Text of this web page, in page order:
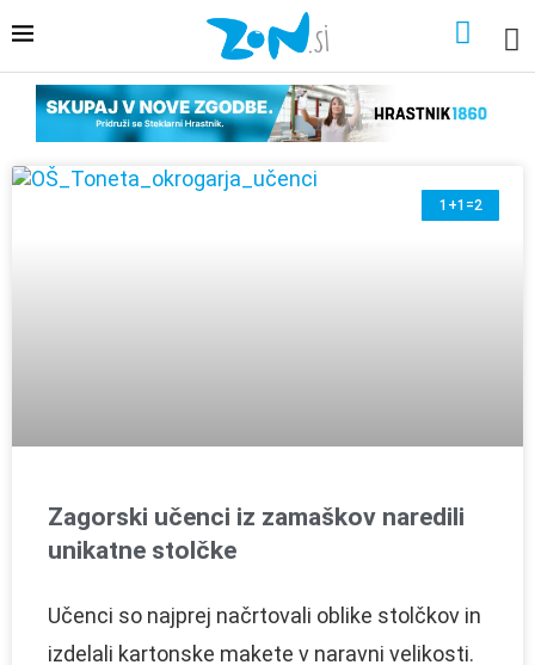
1+1=2
Zagorski učenci iz zamaškov naredili
unikatne stolčke
Učenci so najprej načrtovali oblike stolčkov in
izdelali kartonske makete v naravni velikosti.